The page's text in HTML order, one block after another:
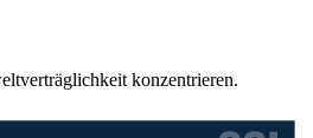
konzentrieren.